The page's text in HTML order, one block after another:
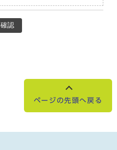
確認
ページの先頭へ戻る